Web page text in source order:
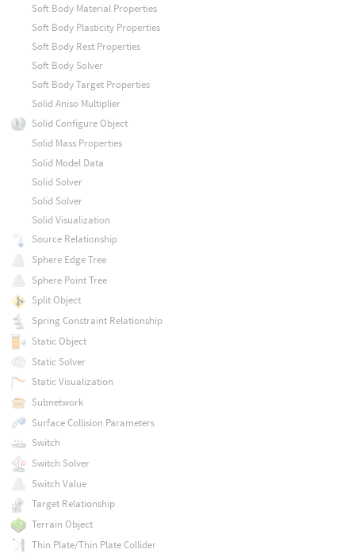
Soft Body Material Properties
Soft Body Plasticity Properties
Soft Body Rest Properties
Soft Body Solver
Soft Body Target Properties
Solid Aniso Multiplier
Solid Configure Object
Solid Mass Properties
Solid Model Data
Solid Solver
Solid Solver
Solid Visualization
Source Relationship
Sphere Edge Tree
Sphere Point Tree
Split Object
Spring Constraint Relationship
Static Object
Static Solver
Static Visualization
Subnetwork
Surface Collision Parameters
Switch
Switch Solver
Switch Value
Target Relationship
Terrain Object
Thin Plate/Thin Plate Collider